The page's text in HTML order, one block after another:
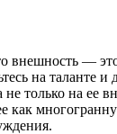
внешность —
на таланте и
только на ее
как